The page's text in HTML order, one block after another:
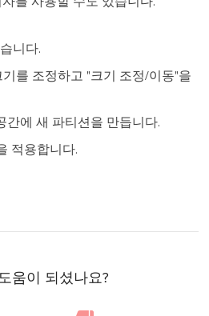
니다.
를 조정하고 "크기 조정/이동"을
간에 새 파티션을 만듭니다.
적용합니다.
움이 되셨나요?